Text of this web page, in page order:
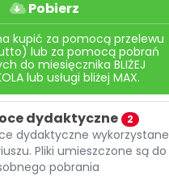
Pobierz
kupić za pomocą przelewu
lub za pomocą pobrań
do miesięcznika BLIŻEJ
lub usługi bliżej MAX.
dydaktyczne 2
dydaktyczne wykorzystane
Pliki umieszczone są do
pobrania